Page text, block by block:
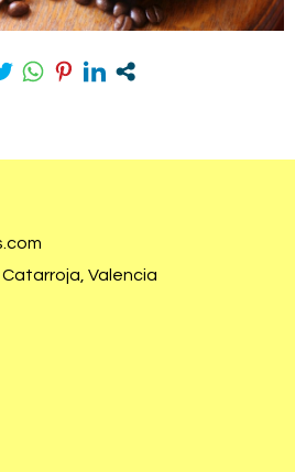
Catarroja, Valencia